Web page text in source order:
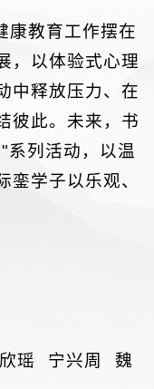
康教育工作摆在
，以体验式心理
中释放压力、在
彼此。未来，书
系列活动，以温
銮学子以乐观、
瑶 宁兴周 魏